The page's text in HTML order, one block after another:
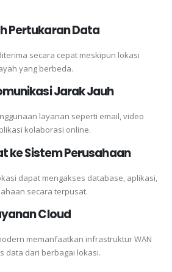
Pertukaran Data
secara cepat meskipun lokasi
yang berbeda.
Jarak Jauh
layanan seperti email, video
kolaborasi online.
ke Sistem Perusahaan
dapat mengakses database, aplikasi,
secara terpusat.
Cloud
memanfaatkan infrastruktur WAN
data dari berbagai lokasi.